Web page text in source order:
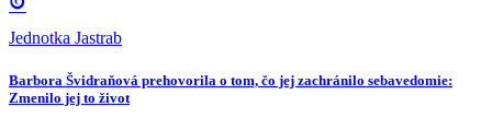
Jednotka Jastrab
Barbora Švidraňová prehovorila o tom, čo jej zachránilo sebavedomie:
Zmenilo jej to život